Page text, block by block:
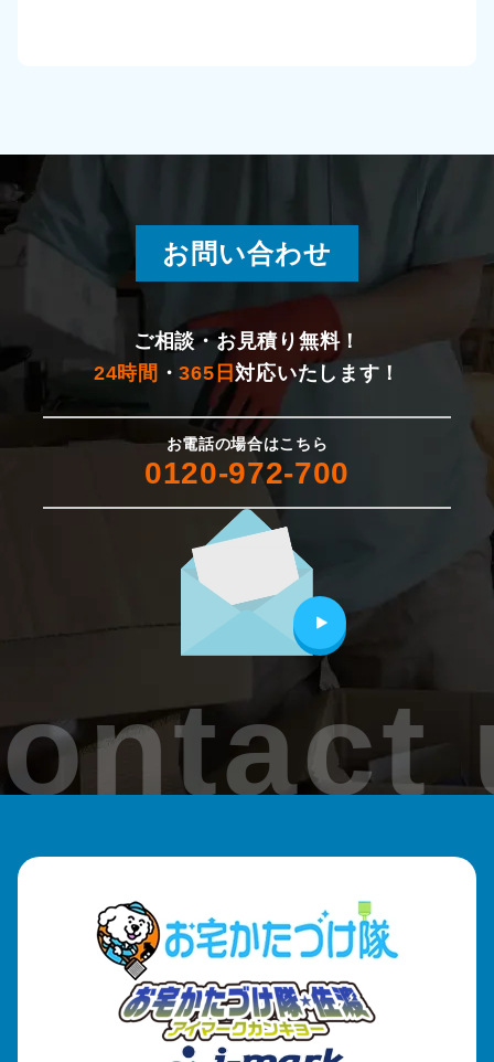
佐渡市
村上市
胎内市
聖籠町
見附市
刈羽村
南魚沼市
津南町
お問い合わせ
ご相談・お見積り無料！
24時間 ・365日対応いたします！
お電話の場合はこちら
0120-972-700